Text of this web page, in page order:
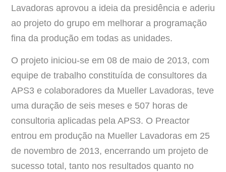
Lavadoras aprovou a ideia da presidência e aderiu
ao projeto do grupo em melhorar a programação
fina da produção em todas as unidades.
O projeto iniciou-se em 08 de maio de 2013, com
equipe de trabalho constituída de consultores da
APS3 e colaboradores da Mueller Lavadoras, teve
uma duração de seis meses e 507 horas de
consultoria aplicadas pela APS3. O Preactor
entrou em produção na Mueller Lavadoras em 25
de novembro de 2013, encerrando um projeto de
sucesso total, tanto nos resultados quanto no